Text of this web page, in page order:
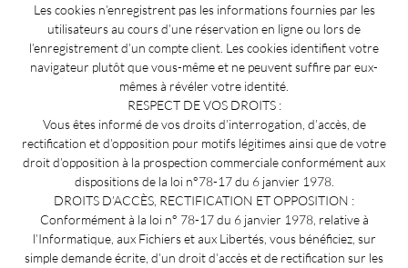
Les cookies n’enregistrent pas les informations fournies par les
utilisateurs au cours d’une réservation en ligne ou lors de
l’enregistrement d’un compte client. Les cookies identifient votre
navigateur plutôt que vous-même et ne peuvent suffire par eux-
mêmes à révéler votre identité.
RESPECT DE VOS DROITS :
Vous êtes informé de vos droits d’interrogation, d’accès, de
rectification et d’opposition pour motifs légitimes ainsi que de votre
droit d’opposition à la prospection commerciale conformément aux
dispositions de la loi n°78-17 du 6 janvier 1978.
DROITS D’ACCÈS, RECTIFICATION ET OPPOSITION :
Conformément à la loi n° 78-17 du 6 janvier 1978, relative à
l’Informatique, aux Fichiers et aux Libertés, vous bénéficiez, sur
simple demande écrite, d’un droit d’accès et de rectification sur les